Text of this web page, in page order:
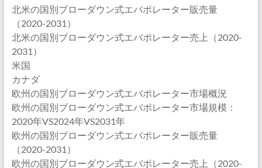
北米の国別ブローダウン式エバポレーター販売量
（2020-2031）
北米の国別ブローダウン式エバポレーター売上（2020-
2031）
米国
カナダ
欧州の国別ブローダウン式エバポレーター市場概況
欧州の国別ブローダウン式エバポレーター市場規模：
2020年VS2024年VS2031年
欧州の国別ブローダウン式エバポレーター販売量
（2020-2031）
欧州の国別ブローダウン式エバポレーター売上（2020-